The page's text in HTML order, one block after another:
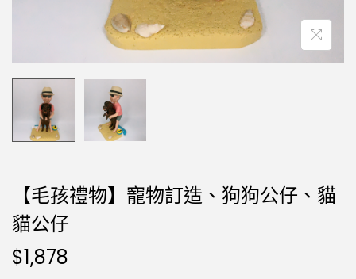
【毛孩禮物】寵物訂造、狗狗公仔、貓
貓公仔
$1,878